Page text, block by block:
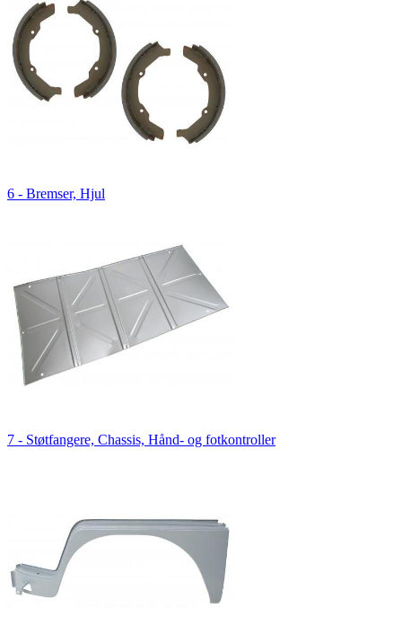
6 - Bremser, Hjul
7 - Støtfangere, Chassis, Hånd- og fotkontroller